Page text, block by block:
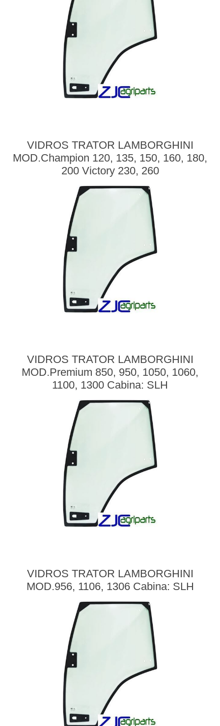
VIDROS TRATOR LAMBORGHINI
MOD.Champion 120, 135, 150, 160, 180,
200 Victory 230, 260
VIDROS TRATOR LAMBORGHINI
MOD.Premium 850, 950, 1050, 1060,
1100, 1300 Cabina: SLH
VIDROS TRATOR LAMBORGHINI
MOD.956, 1106, 1306 Cabina: SLH